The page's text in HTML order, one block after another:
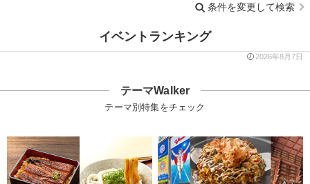
条件を変更して検索
イベントランキング
2026年8月7日
テーマWalker
テーマ別特集をチェック